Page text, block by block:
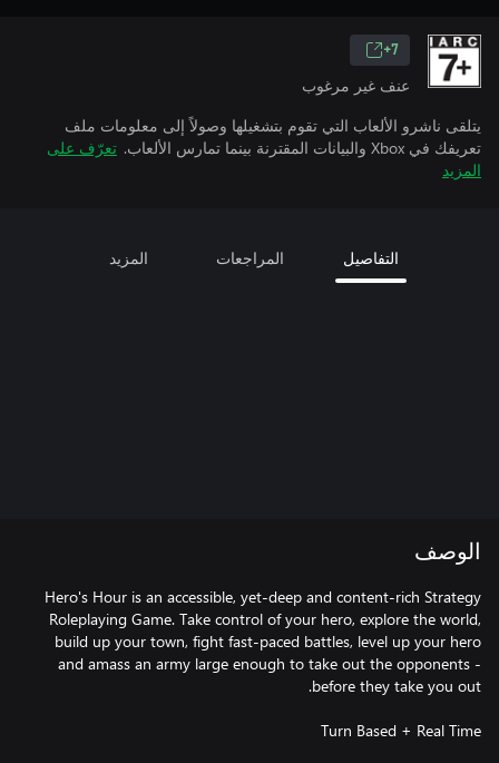
7+
عنف غير مرغوب
يتلقى ناشرو الألعاب التي تقوم بتشغيلها وصولاً إلى معلومات ملف
تعريفك في Xbox والبيانات المقترنة بينما تمارس الألعاب.
تعرّف على
المزيد
التفاصيل المراجعات المزيد
الوصف
Hero's Hour is an accessible, yet-deep and content-rich Strategy
Roleplaying Game. Take control of your hero, explore the world,
build up your town, fight fast-paced battles, level up your hero
and amass an army large enough to take out the opponents -